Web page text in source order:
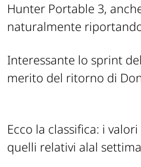
Hunter Portable 3,
naturalmente
Interessante lo sprint
merito del ritorno di
Ecco la classifica: i
quelli relativi alal